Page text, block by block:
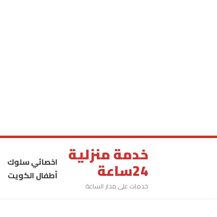
خدمة منزلية
24ساعة
خدمات على مدار الساعة
اخصائي سلوك
أطفال الكويت